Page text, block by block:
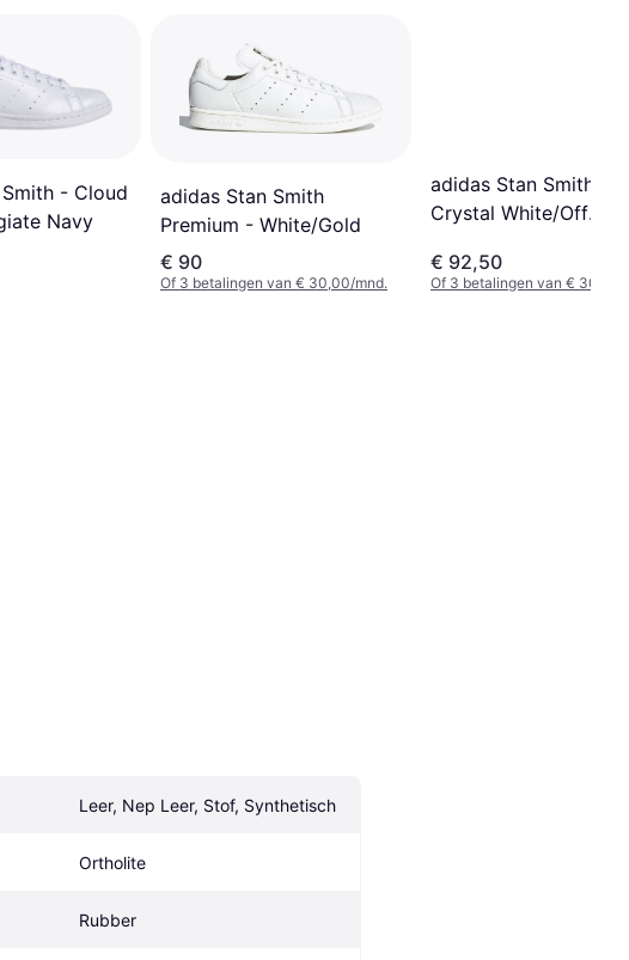
- Cloud
Navy
adidas Stan Smith
Premium - White/Gold
€ 90
Of 3 betalingen van € 30,00/mnd.
adidas Stan Smith
Crystal White/Off
€ 92,50
Of 3 betalingen van € 30,83/
Leer, Nep Leer, Stof, Synthetisch
Ortholite
Rubber